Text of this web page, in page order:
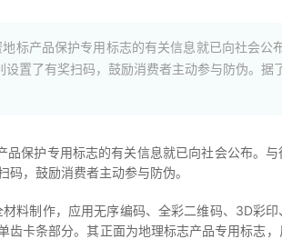
标产品保护专用标志的有关信息就已向社会公
置了有奖扫码，鼓励消费者主动参与防伪。据
保护专用标志的有关信息就已向社会公布。与
，鼓励消费者主动参与防伪。
料制作，应用无序编码、全彩二维码、3D彩印
齿卡条部分。其正面为地理标志产品专用标志